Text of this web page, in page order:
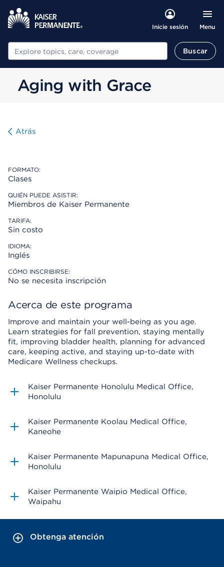
Inicie sesión Menu
Buscar Buscar
Aging with Grace
Atrás
FORMATO:
Clases
QUIÉN PUEDE ASISTIR:
Miembros de Kaiser Permanente
TARIFA:
Sin costo
IDIOMA:
Inglés
CÓMO INSCRIBIRSE:
No se necesita inscripción
Acerca de este programa
Improve and maintain your well-being as you age.
Learn strategies for fall prevention, staying mentally
fit, improving bladder health, planning for advanced
care, keeping active, and staying up-to-date with
Medicare Wellness checkups.
Kaiser Permanente Honolulu Medical Office
Honolulu
Kaiser Permanente Koolau Medical Office
Kaneohe
Kaiser Permanente Mapunapuna Medical Office
Honolulu
Kaiser Permanente Waipio Medical Office
Waipahu
Obtenga atención